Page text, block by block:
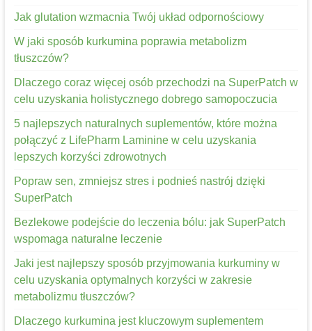
Jak glutation wzmacnia Twój układ odpornościowy
W jaki sposób kurkumina poprawia metabolizm
tłuszczów?
Dlaczego coraz więcej osób przechodzi na SuperPatch w
celu uzyskania holistycznego dobrego samopoczucia
5 najlepszych naturalnych suplementów, które można
połączyć z LifePharm Laminine w celu uzyskania
lepszych korzyści zdrowotnych
Popraw sen, zmniejsz stres i podnieś nastrój dzięki
SuperPatch
Bezlekowe podejście do leczenia bólu: jak SuperPatch
wspomaga naturalne leczenie
Jaki jest najlepszy sposób przyjmowania kurkuminy w
celu uzyskania optymalnych korzyści w zakresie
metabolizmu tłuszczów?
Dlaczego kurkumina jest kluczowym suplementem